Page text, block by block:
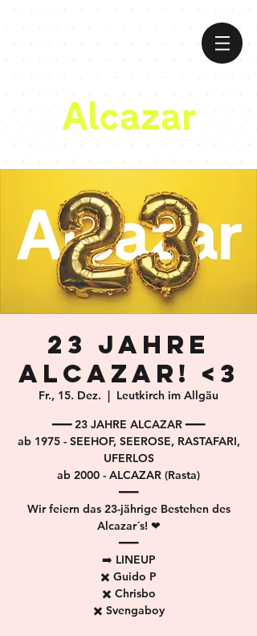
Alcazar
23 Jahre
Alcazar! <3
Fr., 15. Dez.
  |
Leutkirch im Allgäu
━━━ 23 JAHRE ALCAZAR ━━━
ab 1975 - SEEHOF, SEEROSE, RASTAFARI,
UFERLOS
ab 2000 - ALCAZAR (Rasta)
━━━
Wir feiern das 23-jährige Bestehen des
Alcazar´s! ❤
━━━
➡️ LINEUP
✖️ Guido P
✖️ Chrisbo
✖️ Svengaboy